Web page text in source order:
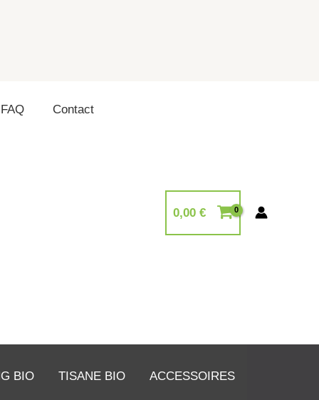
FAQ Contact
0,00 €
BIO TISANE BIO ACCESSOIRES